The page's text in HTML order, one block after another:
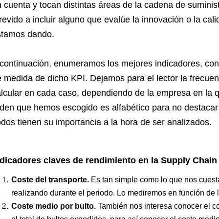
cuenta y tocan distintas áreas de la cadena de
a incluir alguno que evalúe la innovación o la
dando.
enumeramos los mejores indicadores,
medida de dicho KPI. Dejamos para el lector la
en cada caso, dependiendo de la empresa en la
que hemos escogido es alfabético para no
tienen su importancia a la hora de ser analizados.
claves de rendimiento en la Supply Chain
Coste del transporte. Es tan simple como lo que nos
realizando durante el periodo. Lo mediremos en función de
Coste medio por bulto. También nos interesa conocer el